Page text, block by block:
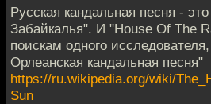
Русская кандальная песня -
Забайкалья". И "House Of The
поискам одного
Орлеанская кандальная песня"
https://ru.wikipedia.org/wiki/
Sun